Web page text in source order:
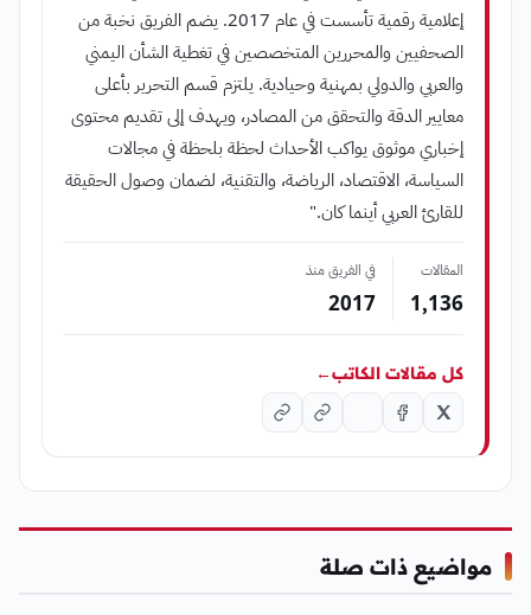
إعلامية رقمية تأسست في عام 2017. يضم الفريق نخبة من
الصحفيين والمحررين المتخصصين في تغطية الشأن اليمني
والعربي والدولي بمهنية وحيادية. يلتزم قسم التحرير بأعلى
معايير الدقة والتحقق من المصادر، ويهدف إلى تقديم محتوى
إخباري موثوق يواكب الأحداث لحظة بلحظة في مجالات
السياسة، الاقتصاد، الرياضة، والتقنية، لضمان وصول الحقيقة
للقارئ العربي أينما كان."
المقالات
1٬136
في الفريق منذ
2017
كل مقالات الكاتب←
مواضيع ذات صلة